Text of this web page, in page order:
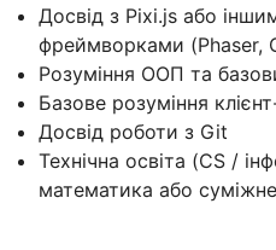
Досвід з Pixi.js або
фреймворками (Phaser,
Розуміння ООП та
Базове розуміння
Досвід роботи з Git
Технічна освіта (CS /
математика або